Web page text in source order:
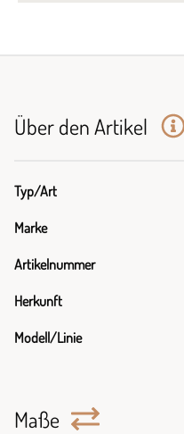
Über den Artikel
Typ/Art
Marke
Artikelnummer
Herkunft
Modell/Linie
Maße